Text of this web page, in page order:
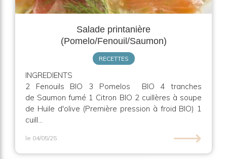
Salade printanière
(Pomelo/Fenouil/Saumon)
RECETTES
INGREDIENTS
2 Fenouils BIO 3 Pomelos BIO 4 tranches
de Saumon fumé 1 Citron BIO 2 cuillères à soupe
de Huile d'olive (Première pression à froid BIO) 1
cuill...
le 04/05/25 ⟶